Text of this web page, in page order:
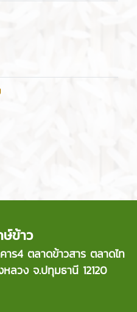
ษ์ข้าว
ร4 ตลาดข้าวสาร ตลาดไท
ลวง จ.ปทุมธานี 12120